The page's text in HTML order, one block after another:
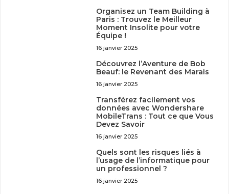
Organisez un Team Building à
Paris : Trouvez le Meilleur
Moment Insolite pour votre
Équipe !
16 janvier 2025
Découvrez l’Aventure de Bob
Beauf: le Revenant des Marais
16 janvier 2025
Transférez facilement vos
données avec Wondershare
MobileTrans : Tout ce que Vous
Devez Savoir
16 janvier 2025
Quels sont les risques liés à
l’usage de l’informatique pour
un professionnel ?
16 janvier 2025